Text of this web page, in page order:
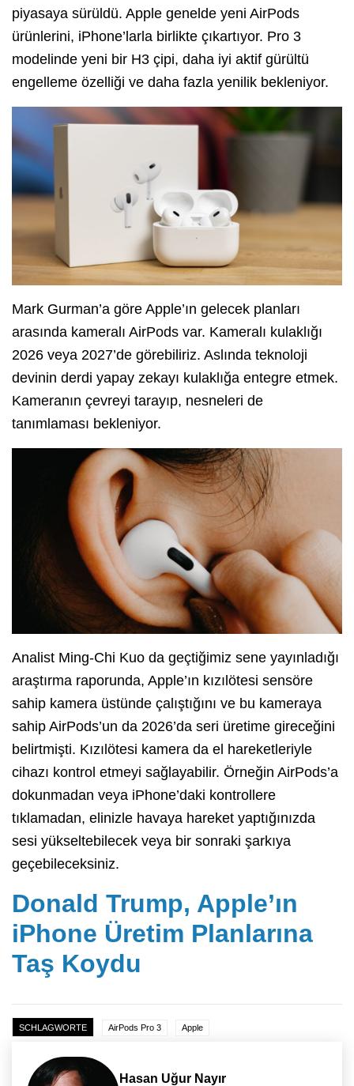
piyasaya sürüldü. Apple genelde yeni AirPods
ürünlerini, iPhone’larla birlikte çıkartıyor. Pro 3
modelinde yeni bir H3 çipi, daha iyi aktif gürültü
engelleme özelliği ve daha fazla yenilik bekleniyor.
Mark Gurman’a göre Apple’ın gelecek planları
arasında kameralı AirPods var. Kameralı kulaklığı
2026 veya 2027’de görebiliriz. Aslında teknoloji
devinin derdi yapay zekayı kulaklığa entegre etmek.
Kameranın çevreyi tarayıp, nesneleri de
tanımlaması bekleniyor.
Analist Ming-Chi Kuo da geçtiğimiz sene yayınladığı
araştırma raporunda, Apple’ın kızılötesi sensöre
sahip kamera üstünde çalıştığını ve bu kameraya
sahip AirPods’un da 2026’da seri üretime gireceğini
belirtmişti. Kızılötesi kamera da el hareketleriyle
cihazı kontrol etmeyi sağlayabilir. Örneğin AirPods’a
dokunmadan veya iPhone’daki kontrollere
tıklamadan, elinizle havaya hareket yaptığınızda
sesi yükseltebilecek veya bir sonraki şarkıya
geçebileceksiniz.
Donald Trump, Apple’ın
iPhone Üretim Planlarına
Taş Koydu
SCHLAGWORTE AirPods Pro 3 Apple
Hasan Uğur Nayır